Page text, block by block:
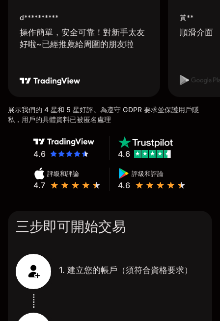
d**********
操作簡單，安全可靠！對新手太友
好啦~已經推薦給周圍的朋友啦
黃**
順滑介面
展示我們的 4 星和 5 星好評。為遵守 GDPR 要求並保護用戶隱
私，用戶的具體資料已被匿名處理
4.6
評級和評論
4.7
評級和評論
4.6
4.6
三步即可開始交易
1. 建立您的帳戶（須符合資格要求）